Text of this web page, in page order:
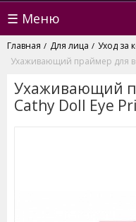
☰ Меню
Главная / Для лица / Уход за
Ухаживающий праймер для
Ухаживающий
Cathy Doll Eye